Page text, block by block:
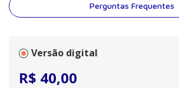
Perguntas Frequentes
Versão digital
R$ 40,00